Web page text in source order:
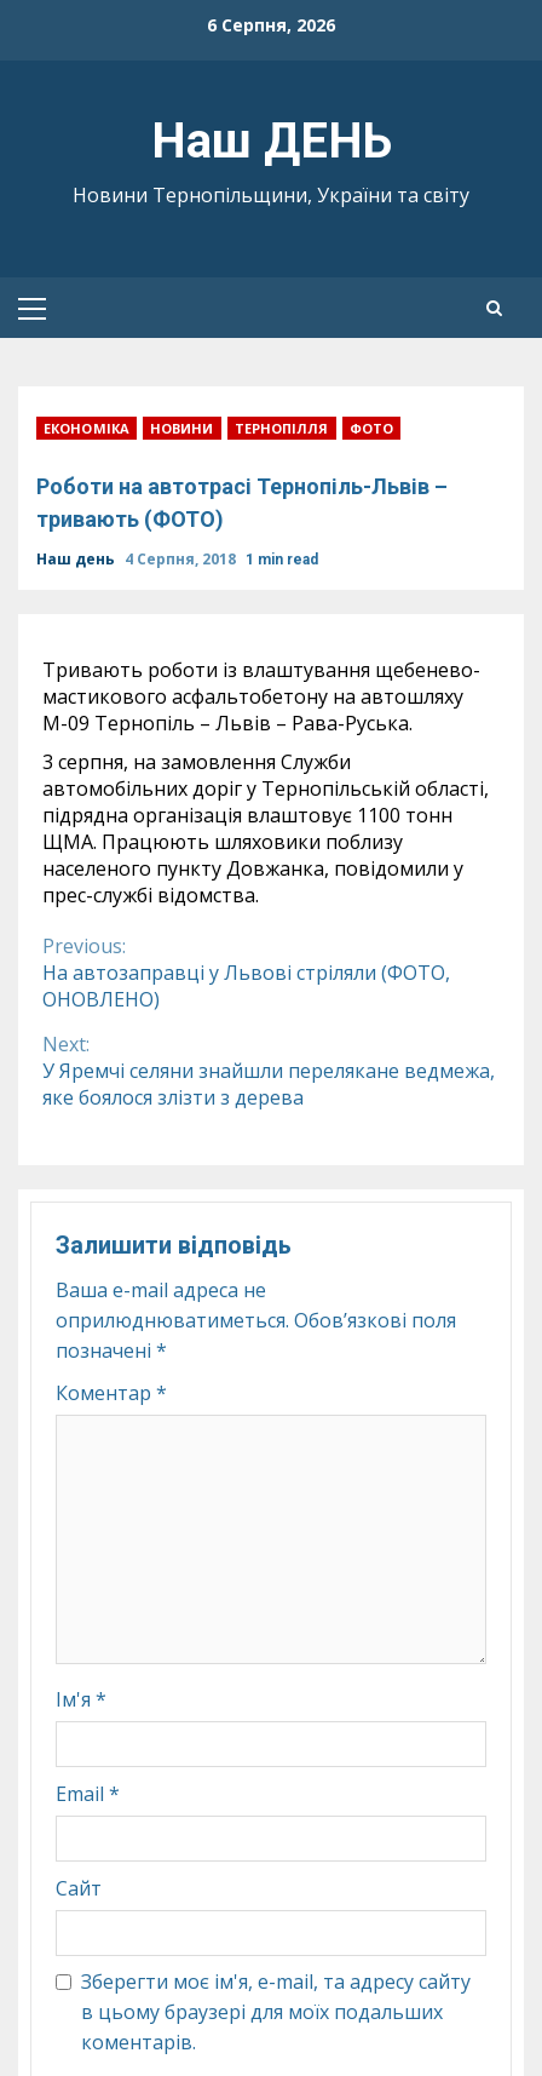
6 Серпня, 2026
Наш ДЕНЬ
Новини Тернопільщини, України та світу
Primary
ЕКОНОМІКА НОВИНИ ТЕРНОПІЛЛЯ ФОТО
Роботи на автотрасі Тернопіль-Львів –
тривають (ФОТО)
Наш день 4 Серпня, 2018 1 min read
Тривають роботи із влаштування щебенево-
мастикового асфальтобетону на автошляху
М-09 Тернопіль – Львів – Рава-Руська.
3 серпня, на замовлення Служби
автомобільних доріг у Тернопільській області,
підрядна організація влаштовує 1100 тонн
ЩМА. Працюють шляховики поблизу
населеного пункту Довжанка, повідомили у
прес-службі відомства.
Continue
Reading
Previous:
На автозаправці у Львові стріляли (ФОТО,
ОНОВЛЕНО)
Next:
У Яремчі селяни знайшли перелякане ведмежа,
яке боялося злізти з дерева
Залишити відповідь
Ваша e-mail адреса не
оприлюднюватиметься. Обов’язкові поля
позначені *
Коментар *
Ім'я *
Email *
Сайт
Зберегти моє ім'я, e-mail, та адресу сайту
в цьому браузері для моїх подальших
коментарів.